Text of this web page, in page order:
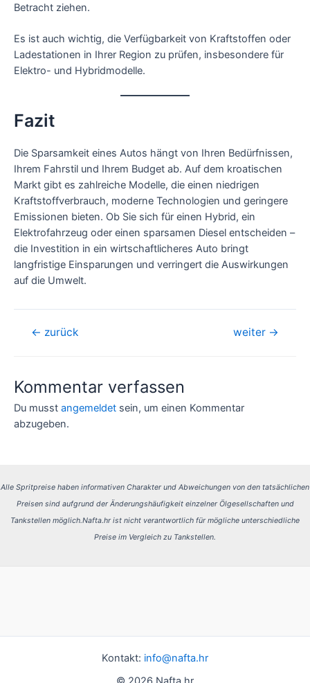
Betracht ziehen.
Es ist auch wichtig, die Verfügbarkeit von Kraftstoffen oder
Ladestationen in Ihrer Region zu prüfen, insbesondere für
Elektro- und Hybridmodelle.
Fazit
Die Sparsamkeit eines Autos hängt von Ihren Bedürfnissen,
Ihrem Fahrstil und Ihrem Budget ab. Auf dem kroatischen
Markt gibt es zahlreiche Modelle, die einen niedrigen
Kraftstoffverbrauch, moderne Technologien und geringere
Emissionen bieten. Ob Sie sich für einen Hybrid, ein
Elektrofahrzeug oder einen sparsamen Diesel entscheiden –
die Investition in ein wirtschaftlicheres Auto bringt
langfristige Einsparungen und verringert die Auswirkungen
auf die Umwelt.
Beitragsnavigation
← zurück weiter →
Kommentar verfassen
Du musst angemeldet sein, um einen Kommentar
abzugeben.
Alle Spritpreise haben informativen Charakter und Abweichungen von den tatsächlichen
Preisen sind aufgrund der Änderungshäufigkeit einzelner Ölgesellschaften und
Tankstellen möglich.Nafta.hr ist nicht verantwortlich für mögliche unterschiedliche
Preise im Vergleich zu Tankstellen.
Kontakt: info@nafta.hr